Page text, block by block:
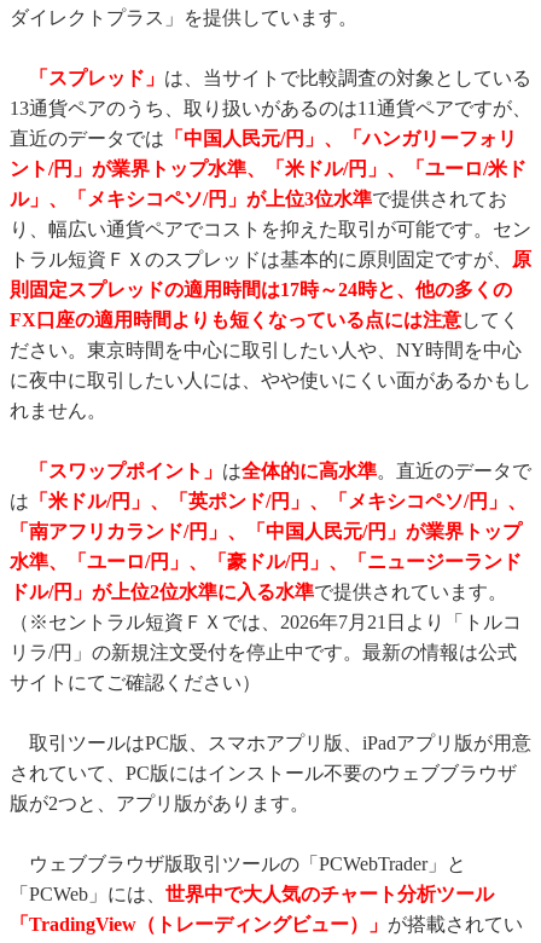
ダイレクトプラス」を提供しています。
「スプレッド」 は、当サイトで比較調査の対象としている
13通貨ペアのうち、取り扱いがあるのは11通貨ペアですが、
直近のデータでは 「中国人民元/円」、「ハンガリーフォリ
ント/円」が業界トップ水準、「米ドル/円」、「ユーロ/米ド
ル」、「メキシコペソ/円」 が上位3位水準で提供されてお
り、幅広い通貨ペアでコストを抑えた取引が可能です。セン
トラル短資ＦＸのスプレッドは基本的に原則固定ですが、
原
則固定スプレッドの適用時間は17時～24時と、他の多くの
FX口座の適用時間よりも短くなっている点には注意してく
ださい。東京時間を中心に取引したい人や、NY時間を中心
に夜中に取引したい人には、やや使いにくい面があるかもし
れません。
「スワップポイント」 は全体的に高水準。直近のデータで
は 「米ドル/円」、「英ポンド/円」、
「メキシコペソ/円」、
「南アフリカランド/円」、「中国人民元/円」が業界トップ
水準、「ユーロ/円」、「豪ドル/円」、「ニュージーランド
ドル/円」が上位2位水準に入る水準で提供されています。
（※セントラル短資ＦＸでは、2026年7月21日より「トルコ
リラ/円」の新規注文受付を停止中です。最新の情報は公式
サイトにてご確認ください）
取引ツールはPC版、スマホアプリ版、iPadアプリ版が用意
されていて、PC版にはインストール不要のウェブブラウザ
版が2つと、アプリ版があります。
ウェブブラウザ版取引ツールの「PCWebTrader」と
「PCWeb」には、 世界中で大人気のチャート分析ツール
「TradingView（トレーディングビュー）」 が搭載されてい